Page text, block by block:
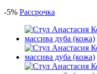
-5% Рассрочка